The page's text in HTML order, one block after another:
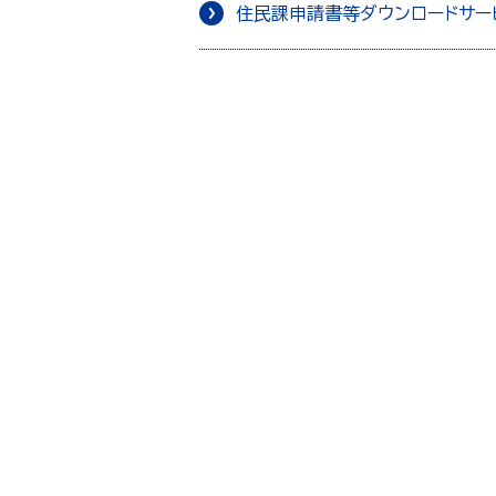
住民課申請書等ダウンロードサー